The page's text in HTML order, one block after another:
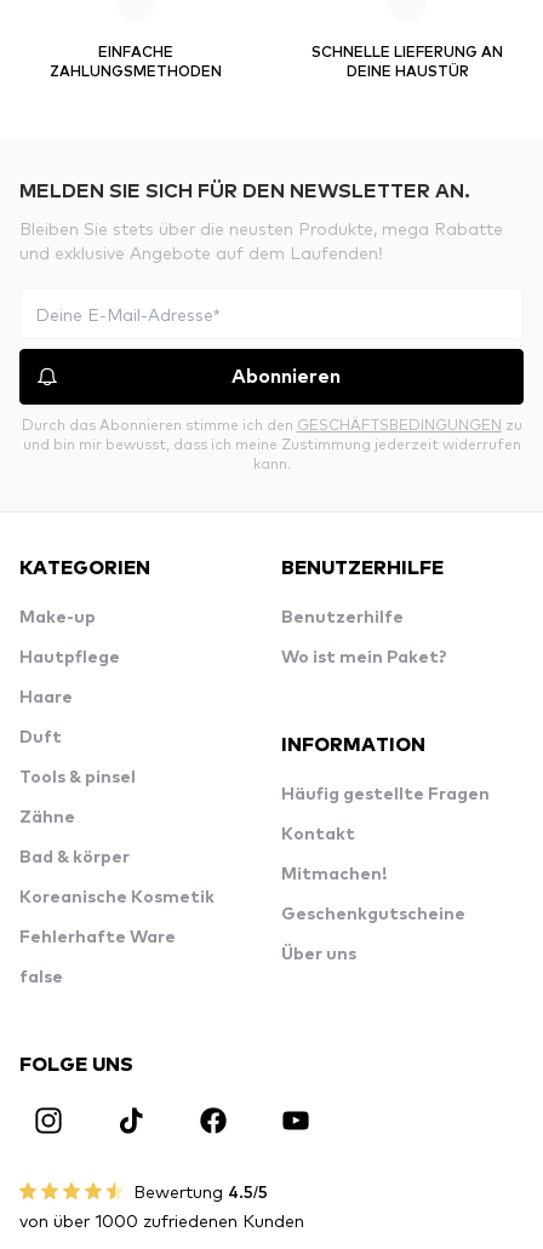
EINFACHE
ZAHLUNGSMETHODEN
SCHNELLE LIEFERUNG AN
DEINE HAUSTÜR
MELDEN SIE SICH FÜR DEN NEWSLETTER AN.
Bleiben Sie stets über die neusten Produkte, mega Rabatte
und exklusive Angebote auf dem Laufenden!
Abonnieren
Durch das Abonnieren stimme ich den GESCHÄFTSBEDINGUNGEN zu
und bin mir bewusst, dass ich meine Zustimmung jederzeit widerrufen
kann.
KATEGORIEN
Make-up
Hautpflege
Haare
Duft
Tools & pinsel
Zähne
Bad & körper
Koreanische Kosmetik
Fehlerhafte Ware
false
BENUTZERHILFE
Benutzerhilfe
Wo ist mein Paket?
INFORMATION
Häufig gestellte Fragen
Kontakt
Mitmachen!
Geschenkgutscheine
Über uns
FOLGE UNS
Bewertung 4.5/5
von über 1000 zufriedenen Kunden